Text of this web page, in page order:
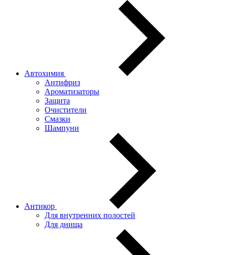
Автохимия
Антифриз
Ароматизаторы
Защита
Очистители
Смазки
Шампуни
Антикор
Для внутренних полостей
Для днища